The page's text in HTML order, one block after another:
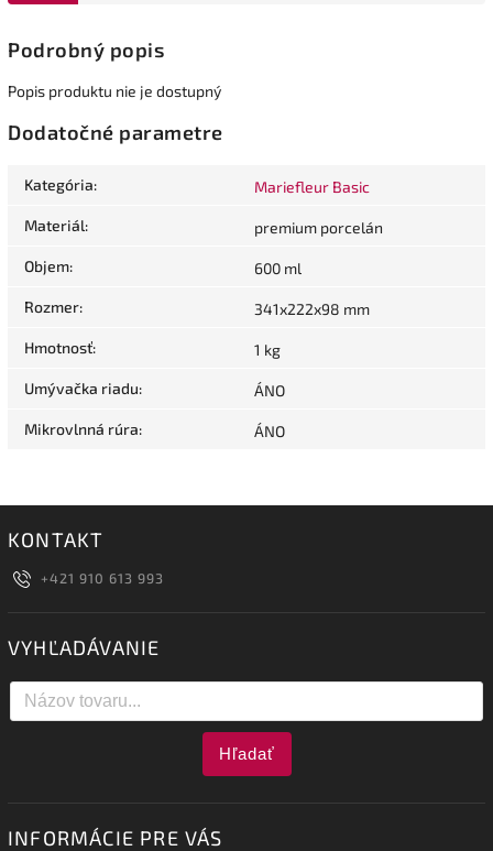
Podrobný popis
Popis produktu nie je dostupný
Dodatočné parametre
Kategória: Mariefleur Basic
Materiál: premium porcelán
Objem: 600 ml
Rozmer: 341x222x98 mm
Hmotnosť: 1 kg
Umývačka riadu: ÁNO
Mikrovlnná rúra: ÁNO
KONTAKT
+421 910 613 993
VYHĽADÁVANIE
Hľadať
INFORMÁCIE PRE VÁS